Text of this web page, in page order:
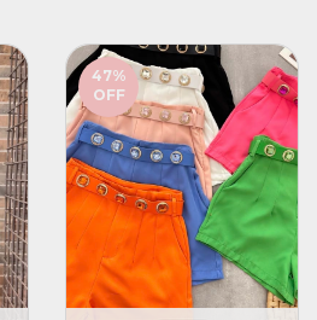
47%
OFF